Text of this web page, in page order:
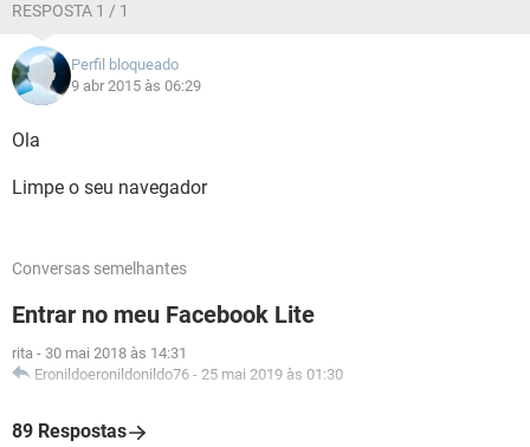
RESPOSTA 1 / 1
Perfil bloqueado
9 abr 2015 às 06:29
Ola
Limpe o seu navegador
Conversas semelhantes
Entrar no meu Facebook Lite
rita - 30 mai 2018 às 14:31
Eronildoeronildonildo76 - 25 mai 2019 às 01:30
89 Respostas